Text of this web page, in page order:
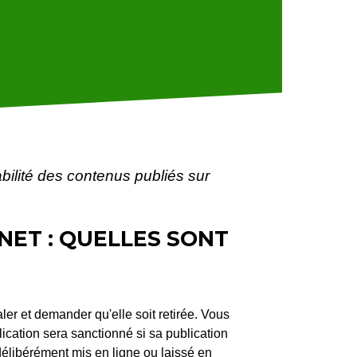
des contenus publiés sur
: QUELLES SONT
et demander qu'elle soit retirée. Vous
sera sanctionné si sa publication
mis en ligne ou laissé en